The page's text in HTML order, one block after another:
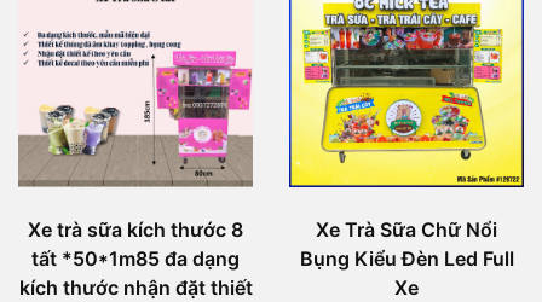
Xe trà sữa kích thước 8
tất *50*1m85 đa dạng
kích thước nhận đặt thiết
Xe Trà Sữa Chữ Nổi
Bụng Kiểu Đèn Led Full
Xe